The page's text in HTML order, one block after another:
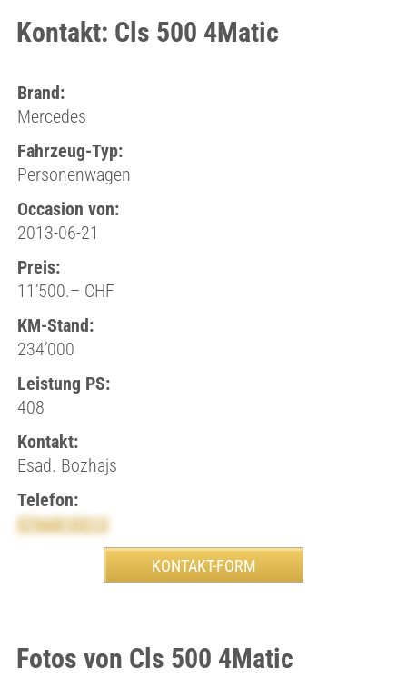
Kontakt: Cls 500 4Matic
Brand:
Mercedes
Fahrzeug-Typ:
Personenwagen
Occasion von:
2013-06-21
Preis:
11’500.– CHF
KM-Stand:
234’000
Leistung PS:
408
Kontakt:
Esad. Bozhajs
Telefon:
0766810313
Fotos von Cls 500 4Matic